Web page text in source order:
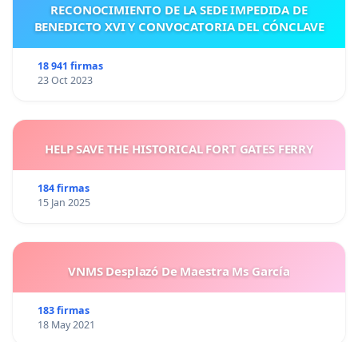
RECONOCIMIENTO DE LA SEDE IMPEDIDA DE
BENEDICTO XVI Y CONVOCATORIA DEL CÓNCLAVE
18 941 firmas
23 Oct 2023
HELP SAVE THE HISTORICAL FORT GATES FERRY
184 firmas
15 Jan 2025
VNMS Desplazó De Maestra Ms García
183 firmas
18 May 2021